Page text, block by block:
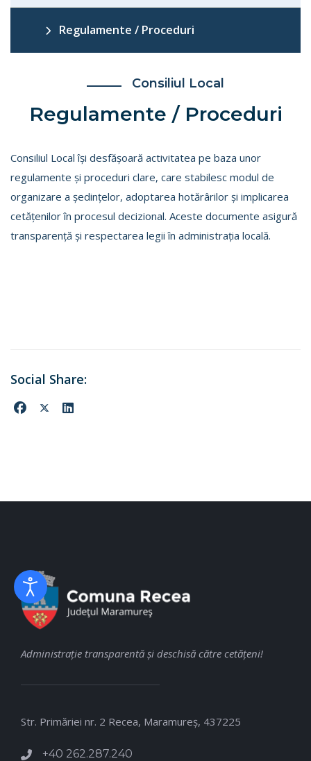
Regulamente / Proceduri
Consiliul Local
Regulamente / Proceduri
Consiliul Local își desfășoară activitatea pe baza unor
regulamente și proceduri clare, care stabilesc modul de
organizare a ședințelor, adoptarea hotărârilor și implicarea
cetățenilor în procesul decizional. Aceste documente asigură
transparență și respectarea legii în administrația locală.
Administraţie transparentă şi deschisă către cetăţeni!
Str. Primăriei nr. 2 Recea, Maramureş, 437225
+40 262.287.240